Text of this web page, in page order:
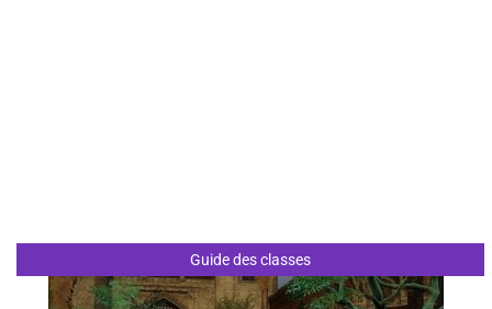
Guide des classes